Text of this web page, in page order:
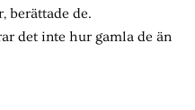
berättade de.
det inte hur gamla de än